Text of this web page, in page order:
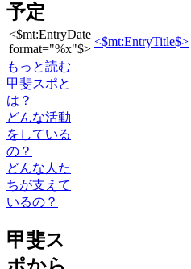
予定
<$mt:EntryDate
format="%x"$>
<$mt:EntryTitle$>
もっと読む
甲斐スポと
は？
どんな活動
をしている
の？
どんな人た
ちが支えて
いるの？
甲斐ス